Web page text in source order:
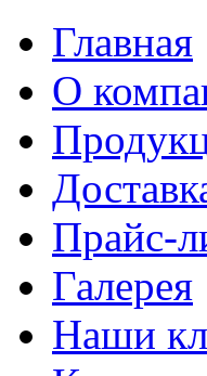
Главная
О
Прайс-
Галерея
Наши